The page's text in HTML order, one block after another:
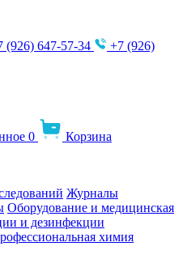
(926) 647-57-34
+7 (926)
0
Корзина
Журналы
Оборудование и медицинская
и дезинфекции
химия